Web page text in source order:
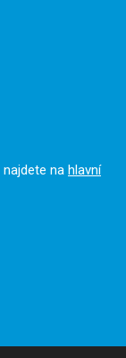
najdete na hlavní